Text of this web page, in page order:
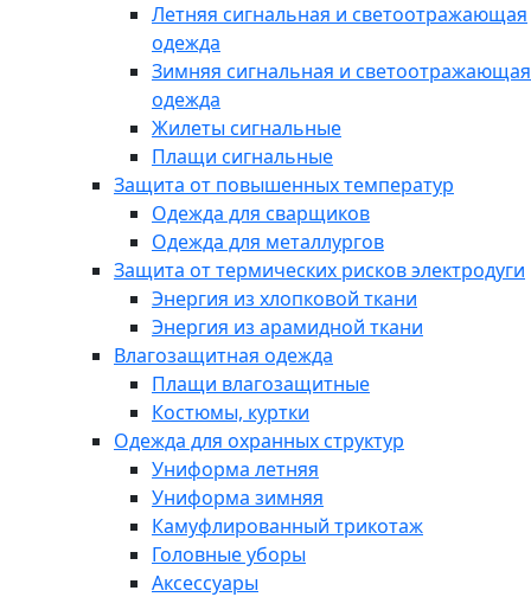
Летняя сигнальная и светоотражающая
одежда
Зимняя сигнальная и светоотражающая
одежда
Жилеты сигнальные
Плащи сигнальные
Защита от повышенных температур
Одежда для сварщиков
Одежда для металлургов
Защита от термических рисков электродуги
Энергия из хлопковой ткани
Энергия из арамидной ткани
Влагозащитная одежда
Плащи влагозащитные
Костюмы, куртки
Одежда для охранных структур
Униформа летняя
Униформа зимняя
Камуфлированный трикотаж
Головные уборы
Аксессуары